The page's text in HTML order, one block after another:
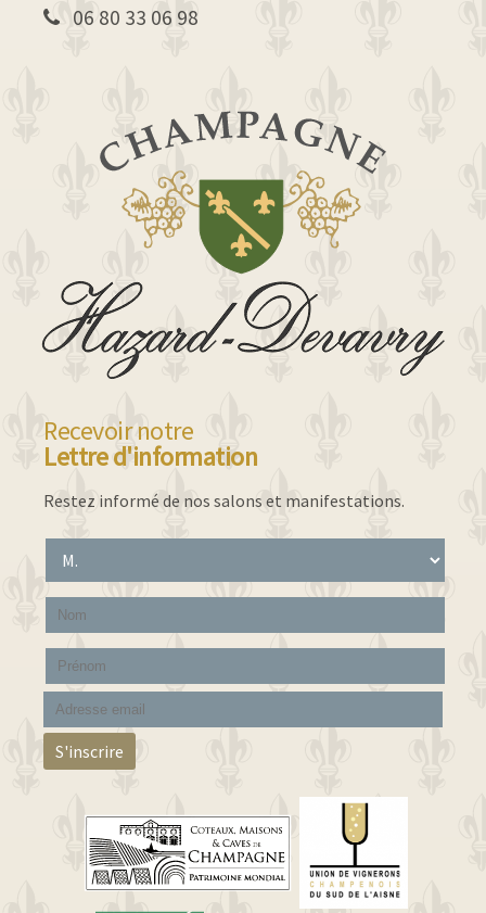
06 80 33 06 98
Recevoir notre
Lettre d'information
Restez informé de nos salons et manifestations.